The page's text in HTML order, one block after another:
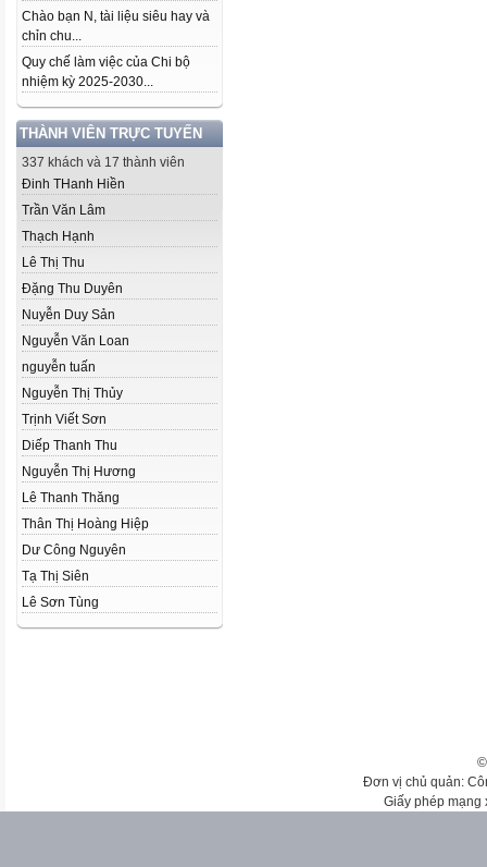
Chào bạn N, tài liệu siêu hay và
chỉn chu...
Quy chế làm việc của Chi bộ
nhiệm kỳ 2025-2030...
THÀNH VIÊN TRỰC TUYẾN
337 khách và 17 thành viên
Đinh THanh Hiền
Trần Văn Lâm
Thạch Hạnh
Lê Thị Thu
Đặng Thu Duyên
Nuyễn Duy Sản
Nguyễn Văn Loan
nguyễn tuấn
Nguyễn Thị Thủy
Trịnh Viết Sơn
Diếp Thanh Thu
Nguyễn Thị Hương
Lê Thanh Thăng
Thân Thị Hoàng Hiệp
Dư Công Nguyên
Tạ Thị Siên
Lê Sơn Tùng
Đơn vị chủ quản:
Giấy phép mạng